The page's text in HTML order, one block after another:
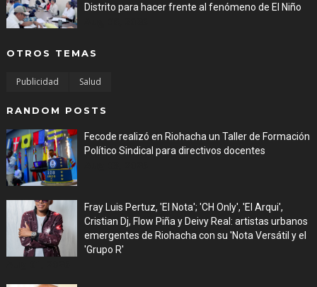
Distrito para hacer frente al fenómeno de El Niño
OTROS TEMAS
Publicidad Salud
RANDOM POSTS
Fecode realizó en Riohacha un Taller de Formación
Político Sindical para directivos docentes
Fray Luis Pertuz, 'El Nota'; 'CH Only', 'El Arqui',
Cristian Dj, Flow Piña y Deivy Real: artistas urbanos
emergentes de Riohacha con su 'Nota Versátil y el
'Grupo R'